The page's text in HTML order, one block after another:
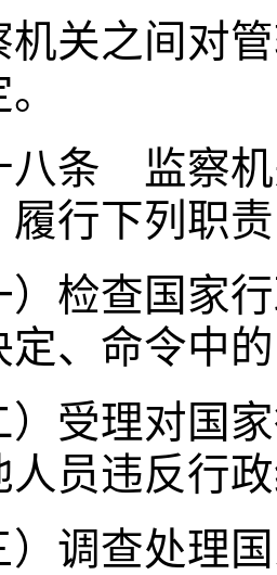
之间对管
监察机关
履行下列职
查国家行
定、命令中
理对国家
人员违反行
查处理国